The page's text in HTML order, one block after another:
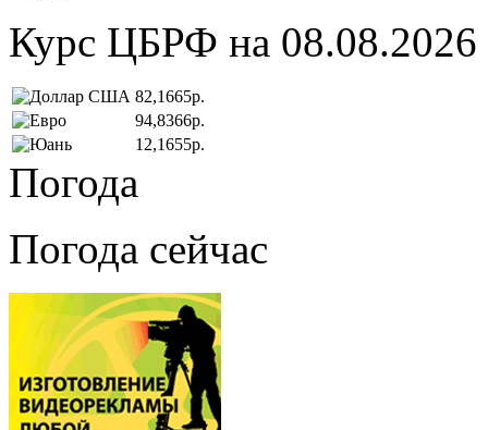
Курс ЦБРФ на 08.08.2026
82,1665р.
94,8366р.
12,1655р.
Погода
Погода сейчас